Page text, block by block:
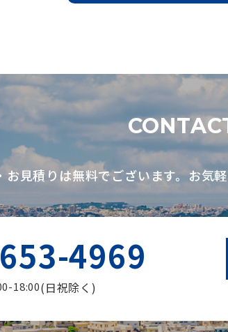
お見積りは無料でございます。お気
4969
18:00(日祝除く)